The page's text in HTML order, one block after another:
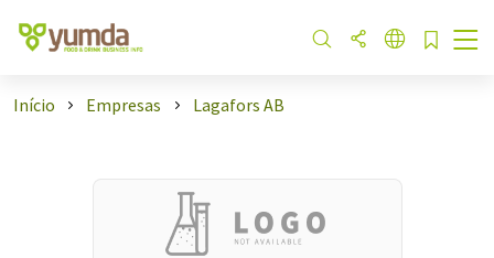
Início Empresas Lagafors AB